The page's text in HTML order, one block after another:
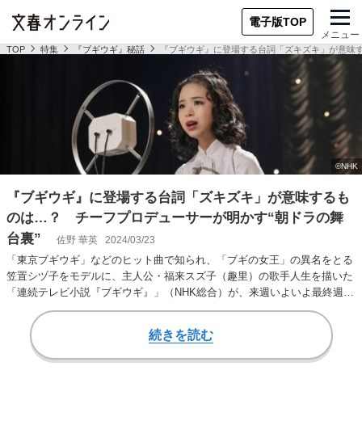
電子版TOP
メニュー
TOP 特集 『ブギウギ』秘話 『ブギウギ』に登場する台詞「ズキズキ」が意
『ブギウギ』に登場する台詞「ズキズキ」が意味するも
のは…？ チーフプロデューサーが明かす“朝ドラの舞
台裏”
佐野 華英 2024/03/23
「東京ブギウギ」などのヒット曲で知られ、「ブギの女王」の異名をとる
笠置シヅ子をモデルに、主人公・福来スズ子（趣里）の歌手人生を描いた
「連続テレビ小説『ブギウギ』」（NHK総合）が、来週いよいよ最終週を
むかえる。『ブギ…
続きを読む